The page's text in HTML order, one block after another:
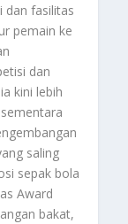
dan fasilitas
pemain ke
dan
kini lebih
saling
sepak bola
Award
bakat,